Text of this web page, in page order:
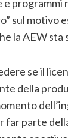
programmi
sul motivo
la AEW sta
se il
della
far parte